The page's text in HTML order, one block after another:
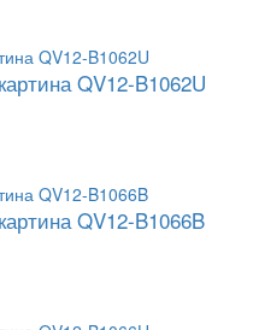
QV12-B1062U
QV12-B1066B